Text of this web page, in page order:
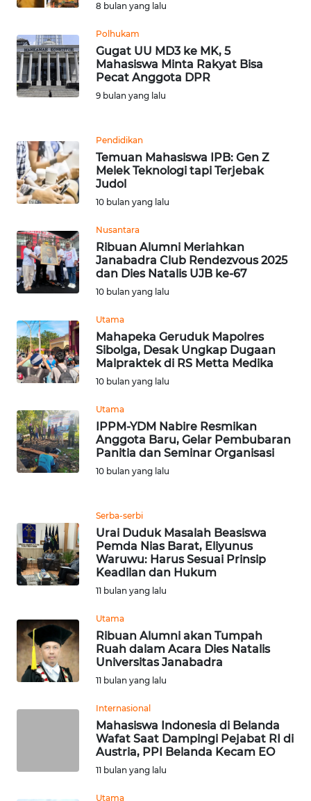
8 bulan yang lalu
Polhukam
Gugat UU MD3 ke MK, 5
Mahasiswa Minta Rakyat Bisa
Pecat Anggota DPR
9 bulan yang lalu
Pendidikan
Temuan Mahasiswa IPB: Gen Z
Melek Teknologi tapi Terjebak
Judol
10 bulan yang lalu
Nusantara
Ribuan Alumni Meriahkan
Janabadra Club Rendezvous 2025
dan Dies Natalis UJB ke-67
10 bulan yang lalu
Utama
Mahapeka Geruduk Mapolres
Sibolga, Desak Ungkap Dugaan
Malpraktek di RS Metta Medika
10 bulan yang lalu
Utama
‎IPPM-YDM Nabire Resmikan
Anggota Baru, Gelar Pembubaran
Panitia dan Seminar Organisasi
10 bulan yang lalu
Serba-serbi
Urai Duduk Masalah Beasiswa
Pemda Nias Barat, Eliyunus
Waruwu: Harus Sesuai Prinsip
Keadilan dan Hukum
11 bulan yang lalu
Utama
Ribuan Alumni akan Tumpah
Ruah dalam Acara Dies Natalis
Universitas Janabadra
11 bulan yang lalu
Internasional
Mahasiswa Indonesia di Belanda
Wafat Saat Dampingi Pejabat RI di
Austria, PPI Belanda Kecam EO
11 bulan yang lalu
Utama
WN
WN
TAPANULI
SELATAN
TANJUNG
LESUNG
WN
KARO
WN
SIMALUNGUN
WN
WN
TAPANULI
TENGAH
WN DELI
SERDANG
WN
WN
PAKPAK
WN
WN
BEKASI
WN